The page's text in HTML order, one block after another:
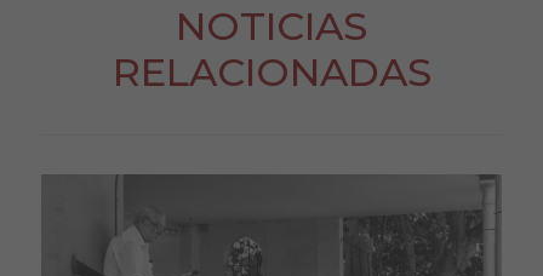
NOTICIAS
RELACIONADAS